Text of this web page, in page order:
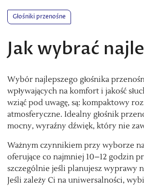
Głośniki przenośne
Jak wybrać
Wybór najlepszego głośnika
wpływających na komfort i jakość
wziąć pod uwagę, są: kompaktowy
atmosferyczne. Idealny głośnik
mocny, wyraźny dźwięk, który nie
Ważnym czynnikiem przy wyborze
oferujące co najmniej 10–12 godzin
szczególnie jeśli planujesz wyprawy
Jeśli zależy Ci na uniwersalności,